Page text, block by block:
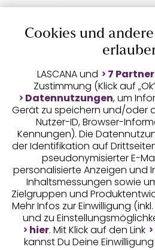
Auszeichnungen
Geprüfte Sicherheit
Unsere Apps
Cookies und
LASCANA und 7 Partner
Zustimmung (Klick auf
Datennutzungen, um
Gerät zu speichern und/oder
Nutzer-ID, Browser-
Kennungen). Die
der Identifikation auf
pseudonymisierter E-
personalisierte Anzeigen und
Inhaltsmessungen sowie
Zielgruppen und
Mehr Infos zur Einwilligung
und zu
hier. Mit Klick auf den Link
kannst Du Deine